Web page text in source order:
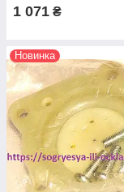
1 071 ₴
Новинка